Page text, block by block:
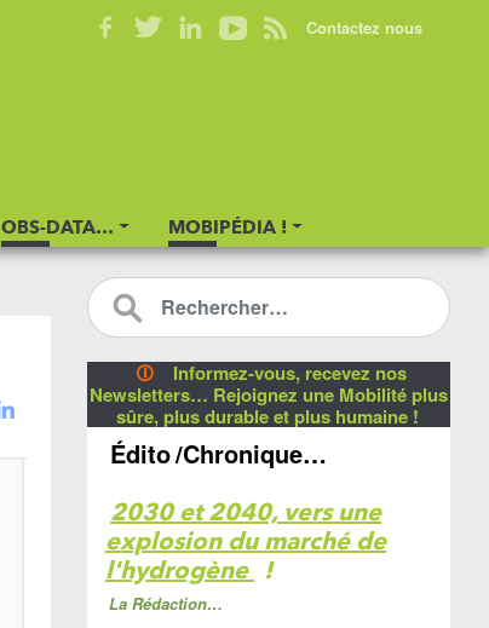
OBS-DATA… MOBIPÉDIA !
Contactez nous
🛈
Informez-vous, recevez nos
Newsletters… Rejoignez une Mobilité plus
sûre, plus durable et plus humaine !
Édito/Chronique…
2030 et 2040, vers une
explosion du marché de
l'hydrogène !
La Rédaction…